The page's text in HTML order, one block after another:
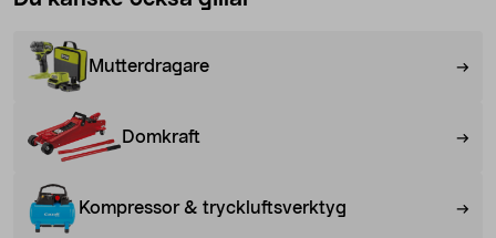
Mutterdragare
Domkraft
Kompressor & tryckluftsverktyg